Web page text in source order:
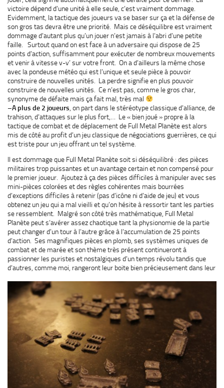
victoire dépend d’une unité à elle seule, c’est vraiment dommage.
Evidemment, la tactique des joueurs va se baser sur ça et la défense de
son gros tas devra être une priorité. Mais ce déséquilibre est vraiment
dommage d’autant plus qu’un jouer n’est jamais à l’abri d’une petite
faille. Surtout quand on est face à un adversaire qui dispose de 25
points d’action, suffisamment pour exécuter de nombreux mouvements
et venir à vitesse v-v’ sur votre front. On a d’ailleurs la même chose
avec la pondeuse météo qui est l’unique et seule pièce à pouvoir
construire de nouvelles unités. La perdre signifie en plus pouvoir
construire de nouvelles unités. Ce n’est pas, comme le gros char,
synonyme de défaite mais ça fait mal, très mal
–A plus de 2 joueurs , on part dans le stéréotype classique d’alliance, de
trahison, d’attaques sur le plus fort,… Le « bien joué » propre à la
tactique de combat et de déplacement de Full Metal Planète est alors
mis de côté au profit d’un jeu classique de négociations guerrières, ce qui
est triste pour un jeu offrant un tel système.
Il est dommage que Full Metal Planète soit si déséquilibré : des pièces
militaires trop puissantes et un avantage certain et non compensé pour
le premier joueur. Ajoutez à ça des pièces difficiles à manipuler avec ses
mini-pièces colorées et des règles cohérentes mais bourrées
d’exceptions difficiles à retenir (pas d’icône ni d’aide de jeu) et vous
obtenez un jeu qui a mal vieilli et qu’on hésite à ressortir tant les parties
se ressemblent. Malgré son côté très mathématique, Full Metal
Planète peut s’avérer assez chaotique tant la physionomie de la partie
peut changer d’un tour à l’autre grâce à l’accumulation de 25 points
d’action. Ses magnifiques pièces en plomb, ses systèmes uniques de
combat et de marée et son thème très présent continueront à
passionner les puristes et nostalgiques d’un temps révolu tandis que
d’autres, comme moi, rangeront leur boite bien précieusement dans leur